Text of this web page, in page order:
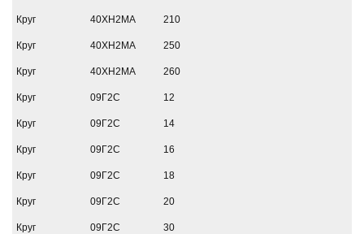
Круг 40ХН2МА 210
Круг 40ХН2МА 250
Круг 40ХН2МА 260
Круг 09Г2С 12
Круг 09Г2С 14
Круг 09Г2С 16
Круг 09Г2С 18
Круг 09Г2С 20
Круг 09Г2С 30